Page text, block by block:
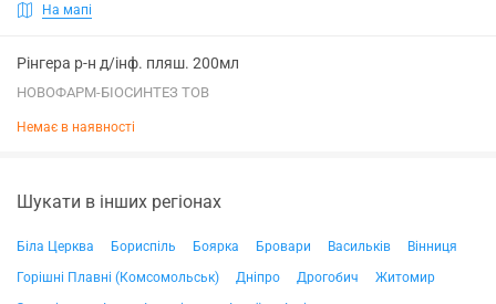
На мапі
Рінгера р-н д/інф. пляш. 200мл
НОВОФАРМ-БІОСИНТЕЗ ТОВ
Немає в наявності
Шукати в інших регіонах
Біла Церква Бориспіль Боярка Бровари Васильків
Вінниця
Горішні Плавні (Комсомольськ)
Дніпро Дрогобич
Житомир